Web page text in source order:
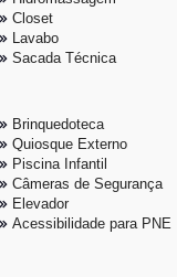
Closet
Lavabo
Sacada Técnica
Brinquedoteca
Quiosque Externo
Piscina Infantil
Câmeras de Segurança
Elevador
Acessibilidade para PNE